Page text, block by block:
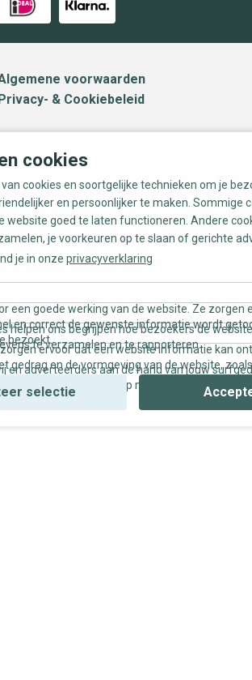
voorwaarden
Privacy- & Cookiebeleid
cookies
cookies en soortgelijke technieken om je
en persoonlijker te maken. Sommige
website goed te laten functioneren. Andere
je voorkeuren op te slaan of gerichte
je in onze privacyverklaring
een goede werking van de website. Ze zorgen
en correct de gewenste informatie wordt
bezoekt.
helpen ons begrijpen hoe bezoekers de
te verzamelen en te rapporteren.
ervoor dat een website informatie kan
gedrag en de vormgeving van de website,
en adverteerders aan de hand van jouw
online advertenties en op maat gemaakte
selectie